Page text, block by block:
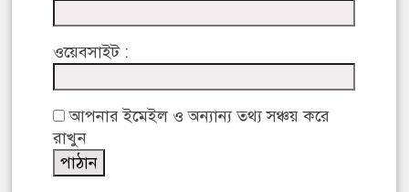
ওয়েবসাইট :
আপনার ইমেইল ও অন্যান্য তথ্য সঞ্চয় করে
রাখুন